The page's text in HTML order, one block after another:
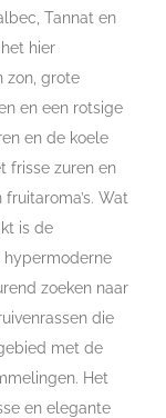
Tannat en
hier
zon, grote
en een rotsige
en de koele
frisse zuren en
Wat
is de
hypermoderne
zoeken naar
die
met de
Het
en elegante